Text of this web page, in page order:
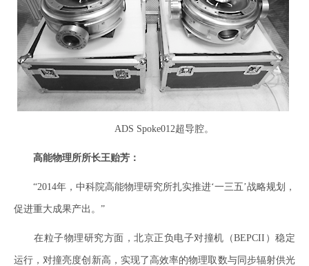
ADS Spoke012超导腔。
高能物理所所长王贻芳：
“2014年，中科院高能物理研究所扎实推进‘一三五’战略规划，
促进重大成果产出。”
在粒子物理研究方面，北京正负电子对撞机（BEPCII）稳定
运行，对撞亮度创新高，实现了高效率的物理取数与同步辐射供光